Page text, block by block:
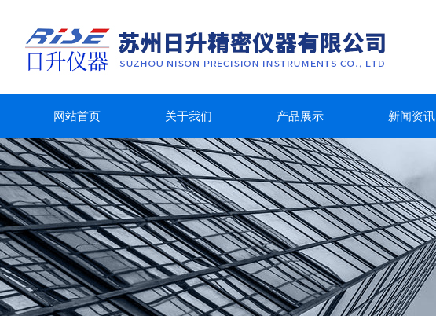
网站首页 关于我们 产品展示 新闻资讯